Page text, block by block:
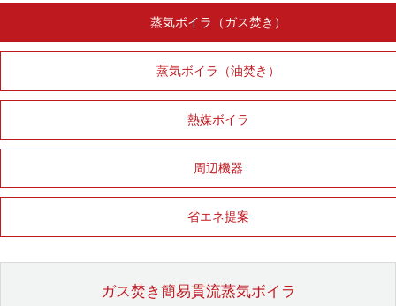
蒸気ボイラ（ガス焚き）
蒸気ボイラ（油焚き）
熱媒ボイラ
周辺機器
省エネ提案
ガス焚き簡易貫流蒸気ボイラ